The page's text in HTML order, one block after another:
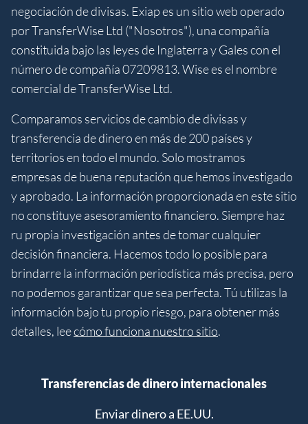
negociación de divisas. Exiap es un sitio web operado
por TransferWise Ltd ("Nosotros"), una compañía
constituida bajo las leyes de Inglaterra y Gales con el
número de compañía 07209813. Wise es el nombre
comercial de TransferWise Ltd.
Comparamos servicios de cambio de divisas y
transferencia de dinero en más de 200 países y
territorios en todo el mundo. Solo mostramos
empresas de buena reputación que hemos investigado
y aprobado. La información proporcionada en este sitio
no constituye asesoramiento financiero. Siempre haz
ru propia investigación antes de tomar cualquier
decisión financiera. Hacemos todo lo posible para
brindarre la información periodística más precisa, pero
no podemos garantizar que sea perfecta. Tú utilizas la
información bajo tu propio riesgo, para obtener más
detalles, leecómo funciona nuestro sitio.
Transferencias de dinero internacionales
Enviar dinero a EE.UU.